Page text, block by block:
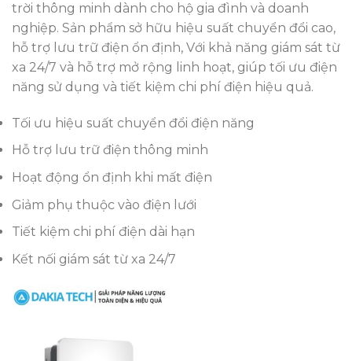
trời thông minh dành cho hộ gia đình và doanh
nghiệp. Sản phẩm sở hữu hiệu suất chuyển đổi cao,
hỗ trợ lưu trữ điện ổn định, Với khả năng giám sát từ
xa 24/7 và hỗ trợ mở rộng linh hoạt, giúp tối ưu điện
năng sử dụng và tiết kiệm chi phí điện hiệu quả.
Tối ưu hiệu suất chuyển đổi điện năng
Hỗ trợ lưu trữ điện thông minh
Hoạt động ổn định khi mất điện
Giảm phụ thuộc vào điện lưới
Tiết kiệm chi phí điện dài hạn
Kết nối giám sát từ xa 24/7